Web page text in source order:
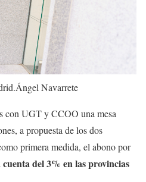
Ángel Navarrete
con UGT y CCOO una mesa
a propuesta de los dos
primera medida, el abono por
del 3% en las provincias